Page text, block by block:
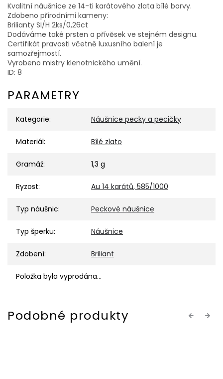
Kvalitní náušnice ze 14-ti karátového zlata bílé barvy.
Zdobeno přírodními kameny:
Brilianty SI/H 2ks/0,26ct
Dodáváme také prsten a přívěsek ve stejném designu.
Certifikát pravosti včetně luxusního balení je
samozřejmostí.
Vyrobeno mistry klenotnického umění.
ID: 8
PARAMETRY
Kategorie: Náušnice pecky a pecičky
Materiál: Bílé zlato
Gramáž: 1,3 g
Ryzost: Au 14 karátů, 585/1000
Typ náušnic: Peckové náušnice
Typ šperku: Náušnice
Zdobení: Briliant
Položka byla vyprodána…
Previous
Next